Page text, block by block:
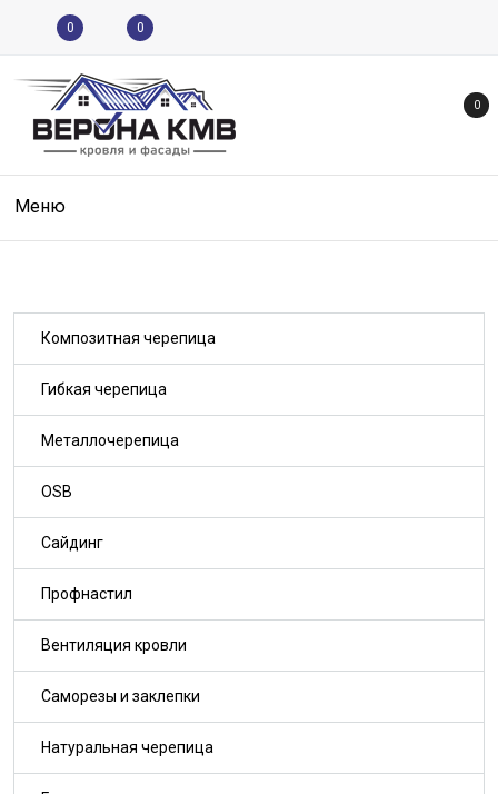
0 0
0
Меню
Композитная черепица
Гибкая черепица
Металлочерепица
OSB
Сайдинг
Профнастил
Вентиляция кровли
Саморезы и заклепки
Натуральная черепица